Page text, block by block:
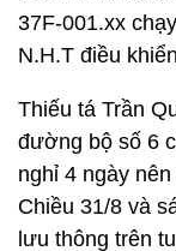
37F-001.xx
N.H.T điều
Thiếu tá Trần
đường bộ số 6
nghỉ 4 ngày
Chiều 31/8 và
lưu thông trên